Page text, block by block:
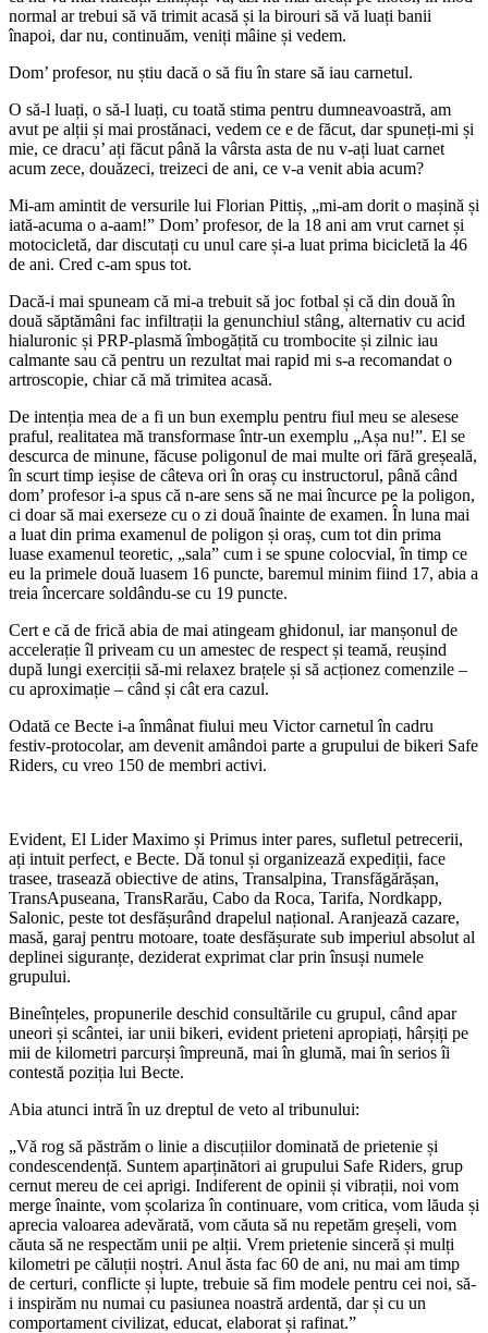
normal ar trebui să vă trimit acasă și la birouri să vă luați banii
înapoi, dar nu, continuăm, veniți mâine și vedem.
Dom’ profesor, nu știu dacă o să fiu în stare să iau carnetul.
O să-l luați, o să-l luați, cu toată stima pentru dumneavoastră, am
avut pe alții și mai prostănaci, vedem ce e de făcut, dar spuneți-mi și
mie, ce dracu’ ați făcut până la vârsta asta de nu v-ați luat carnet
acum zece, douăzeci, treizeci de ani, ce v-a venit abia acum?
Mi-am amintit de versurile lui Florian Pittiș, „mi-am dorit o mașină și
iată-acuma o a-aam!” Dom’ profesor, de la 18 ani am vrut carnet și
motocicletă, dar discutați cu unul care și-a luat prima bicicletă la 46
de ani. Cred c-am spus tot.
Dacă-i mai spuneam că mi-a trebuit să joc fotbal și că din două în
două săptămâni fac infiltrații la genunchiul stâng, alternativ cu acid
hialuronic și PRP-plasmă îmbogățită cu trombocite și zilnic iau
calmante sau că pentru un rezultat mai rapid mi s-a recomandat o
artroscopie, chiar că mă trimitea acasă.
De intenția mea de a fi un bun exemplu pentru fiul meu se alesese
praful, realitatea mă transformase într-un exemplu „Așa nu!”. El se
descurca de minune, făcuse poligonul de mai multe ori fără greșeală,
în scurt timp ieșise de câteva ori în oraș cu instructorul, până când
dom’ profesor i-a spus că n-are sens să ne mai încurce pe la poligon,
ci doar să mai exerseze cu o zi două înainte de examen. În luna mai
a luat din prima examenul de poligon și oraș, cum tot din prima
luase examenul teoretic, „sala” cum i se spune colocvial, în timp ce
eu la primele două luasem 16 puncte, baremul minim fiind 17, abia a
treia încercare soldându-se cu 19 puncte.
Cert e că de frică abia de mai atingeam ghidonul, iar manșonul de
accelerație îl priveam cu un amestec de respect și teamă, reușind
după lungi exerciții să-mi relaxez brațele și să acționez comenzile –
cu aproximație – când și cât era cazul.
Odată ce Becte i-a înmânat fiului meu Victor carnetul în cadru
festiv-protocolar, am devenit amândoi parte a grupului de bikeri Safe
Riders, cu vreo 150 de membri activi.
Evident, El Lider Maximo și Primus inter pares, sufletul petrecerii,
ați intuit perfect, e Becte. Dă tonul și organizează expediții, face
trasee, trasează obiective de atins, Transalpina, Transfăgărășan,
TransApuseana, TransRarău, Cabo da Roca, Tarifa, Nordkapp,
Salonic, peste tot desfășurând drapelul național. Aranjează cazare,
masă, garaj pentru motoare, toate desfășurate sub imperiul absolut al
deplinei siguranțe, deziderat exprimat clar prin însuși numele
grupului.
Bineînțeles, propunerile deschid consultările cu grupul, când apar
uneori și scântei, iar unii bikeri, evident prieteni apropiați, hârșiți pe
mii de kilometri parcurși împreună, mai în glumă, mai în serios îi
contestă poziția lui Becte.
Abia atunci intră în uz dreptul de veto al tribunului:
„Vă rog să păstrăm o linie a discuțiilor dominată de prietenie și
condescendență. Suntem aparținători ai grupului Safe Riders, grup
cernut mereu de cei aprigi. Indiferent de opinii și vibrații, noi vom
merge înainte, vom școlariza în continuare, vom critica, vom lăuda și
aprecia valoarea adevărată, vom căuta să nu repetăm greșeli, vom
căuta să ne respectăm unii pe alții. Vrem prietenie sinceră și mulți
kilometri pe căluții noștri. Anul ăsta fac 60 de ani, nu mai am timp
de certuri, conflicte și lupte, trebuie să fim modele pentru cei noi, să-
i inspirăm nu numai cu pasiunea noastră ardentă, dar și cu un
comportament civilizat, educat, elaborat și rafinat.”